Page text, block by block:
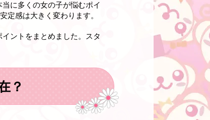
に多くの女の子が悩むポイ
定感は大きく変わります。
ントをまとめました。スタ
？